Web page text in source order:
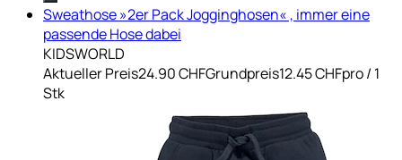
Sweathose »2er Pack Jogginghosen« , immer eine
passende Hose dabei
KIDSWORLD
Aktueller Preis24.90 CHFGrundpreis12.45 CHFpro/ 1
Stk